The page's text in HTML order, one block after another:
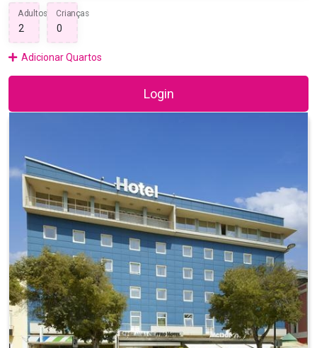
Adultos Crianças
Adicionar Quartos
Login